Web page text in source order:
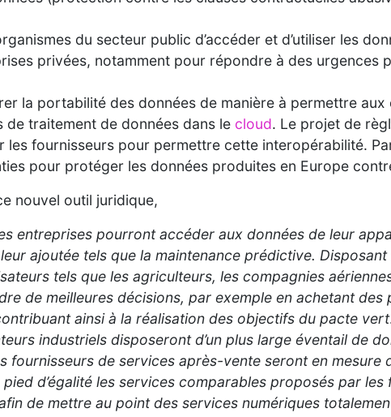
du secteur public d’accéder et d’utiliser les
privées, notamment pour répondre à des urgences
la portabilité des données de manière à permettre
traitement de données dans le cloud. Le projet de
les fournisseurs pour permettre cette interopérabilité.
pour protéger les données produites en Europe
nouvel outil juridique,
entreprises pourront accéder aux données de leur
ajoutée tels que la maintenance prédictive.
tels que les agriculteurs, les compagnies
de meilleures décisions, par exemple en achetant
ainsi à la réalisation des objectifs du pacte vert
industriels disposeront d’un plus large éventail de
fournisseurs de services après-vente seront en mesure
d’égalité les services comparables proposés par
de mettre au point des services numériques